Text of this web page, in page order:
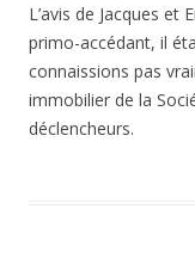
L’avis de Jacques
primo-accédant, il
connaissions pas
immobilier de la
déclencheurs.